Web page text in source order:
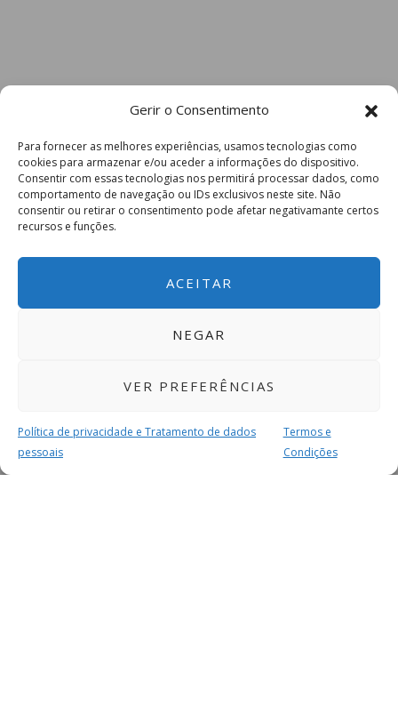
Gerir o Consentimento
Para fornecer as melhores experiências, usamos tecnologias como
cookies para armazenar e/ou aceder a informações do dispositivo.
Consentir com essas tecnologias nos permitirá processar dados, como
comportamento de navegação ou IDs exclusivos neste site. Não
consentir ou retirar o consentimento pode afetar negativamante certos
recursos e funções.
ACEITAR
NEGAR
VER PREFERÊNCIAS
Política de privacidade e Tratamento de dados
pessoais
Termos e
Condições